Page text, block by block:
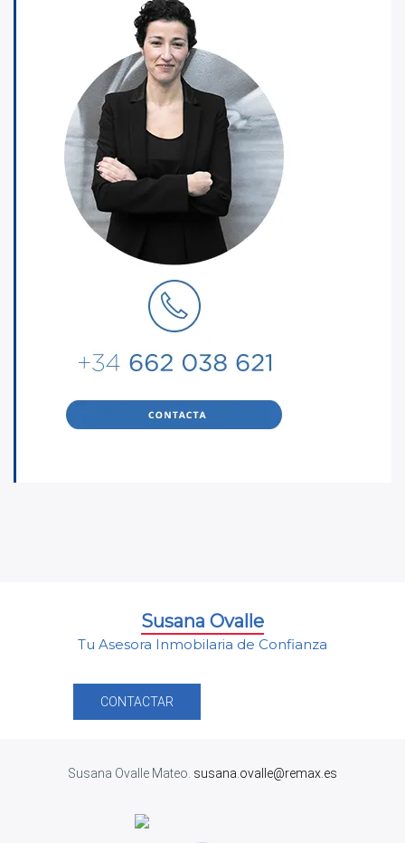
Susana Ovalle
Tu Asesora Inmobilaria de Confianza
CONTACTAR
Susana Ovalle Mateo. susana.ovalle@remax.es